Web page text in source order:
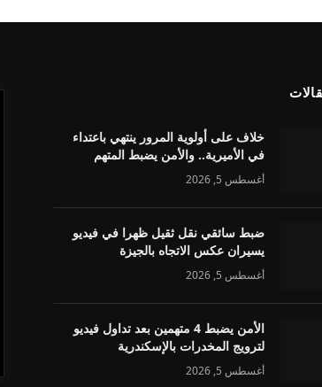
خلاف على أولوية المرور ينتهي باعتداء
في الأميرية.. والأمن يضبط المتهم
أغسطس 5, 2026
ضبط سائقي نقل ثقيل ظهرا في فيديو
يسيران عكس الاتجاه بالجيزة
أغسطس 5, 2026
الأمن يضبط 4 متهمين بعد تداول فيديو
لترويج المخدرات بالإسكندرية
أغسطس 5, 2026